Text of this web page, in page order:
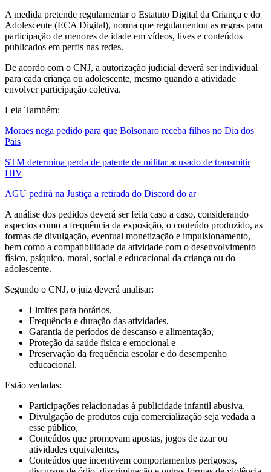
A medida pretende regulamentar o Estatuto Digital da Criança e do
Adolescente (ECA Digital), norma que regulamentou as regras para
participação de menores de idade em vídeos, lives e conteúdos
publicados em perfis nas redes.
De acordo com o CNJ, a autorização judicial deverá ser individual
para cada criança ou adolescente, mesmo quando a atividade
envolver participação coletiva.
Leia Também:
Moraes nega pedido para que Bolsonaro receba filhos no Dia dos
Pais
STM determina perda de patente de militar acusado de transmitir
HIV
AGU pedirá na Justiça a retirada do Discord do ar
A análise dos pedidos deverá ser feita caso a caso, considerando
aspectos como a frequência da exposição, o conteúdo produzido, as
formas de divulgação, eventual monetização e impulsionamento,
bem como a compatibilidade da atividade com o desenvolvimento
físico, psíquico, moral, social e educacional da criança ou do
adolescente.
Segundo o CNJ, o juiz deverá analisar:
Limites para horários,
Frequência e duração das atividades,
Garantia de períodos de descanso e alimentação,
Proteção da saúde física e emocional e
Preservação da frequência escolar e do desempenho
educacional.
Estão vedadas:
Participações relacionadas à publicidade infantil abusiva,
Divulgação de produtos cuja comercialização seja vedada a
esse público,
Conteúdos que promovam apostas, jogos de azar ou
atividades equivalentes,
Conteúdos que incentivem comportamentos perigosos,